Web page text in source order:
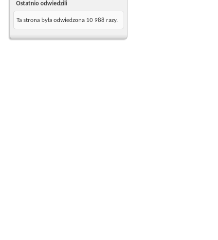
Ostatnio odwiedzili
Ta strona była odwiedzona 10 988 razy.